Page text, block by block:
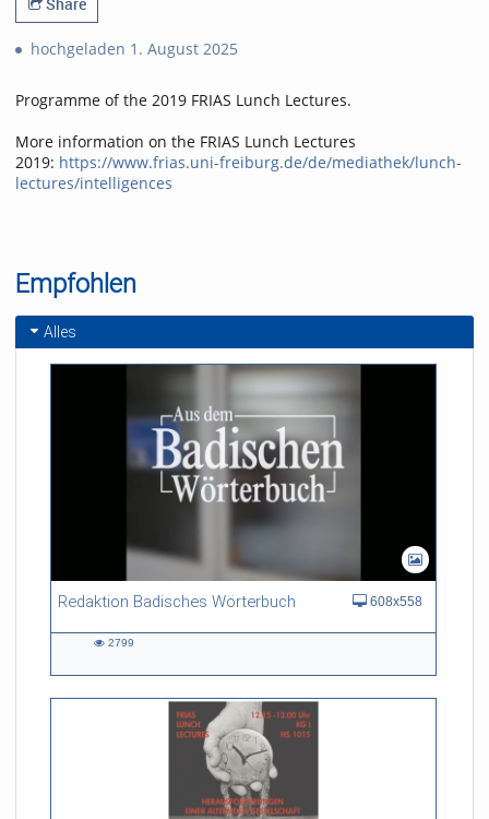
Share
hochgeladen 1. August 2025
Programme of the 2019 FRIAS Lunch Lectures.
More information on the FRIAS Lunch Lectures
2019: https://www.frias.uni-freiburg.de/de/mediathek/lunch-
lectures/intelligences
Empfohlen
Alles
Redaktion Badisches Wörterbuch 608x558
2799